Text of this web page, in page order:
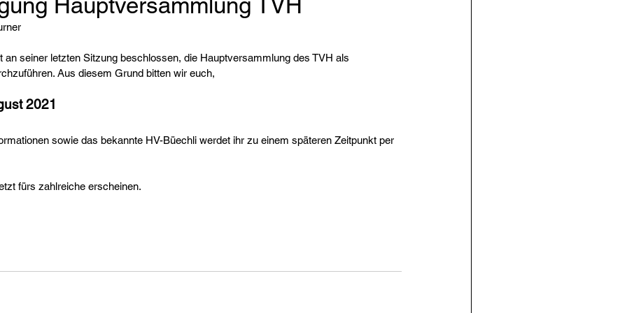
an seiner letzten Sitzung beschlossen, die Hauptversammlung des TVH als
Aus diesem Grund bitten wir euch,
2021
sowie das bekannte HV-Büechli werdet ihr zu einem späteren Zeitpunkt per
fürs zahlreiche erscheinen.